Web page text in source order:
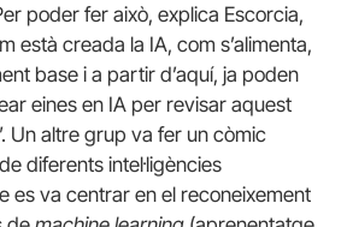
poder fer això, explica Escorcia,
està creada la IA, com s’alimenta,
base i a partir d’aquí, ja poden
eines en IA per revisar aquest
Un altre grup va fer un còmic
diferents intel·ligències
es va centrar en el reconeixement